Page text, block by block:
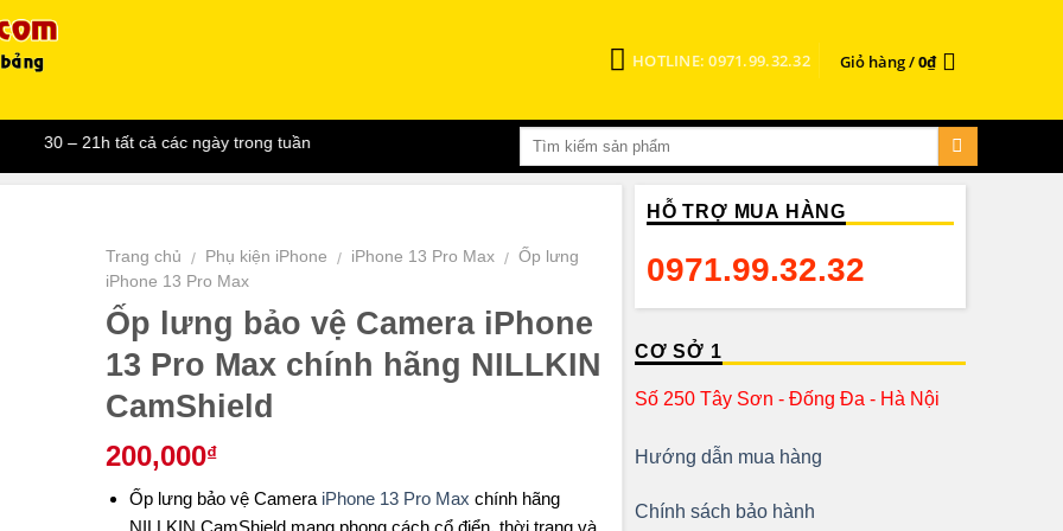
HOTLINE: 0971.99.32.32 Giỏ hàng /0₫
– 21h tất cả các ngày trong tuần
Trang chủ / Phụ kiện iPhone / iPhone 13 Pro Max / Ốp lưng
iPhone 13 Pro Max
Ốp lưng bảo vệ Camera iPhone
13 Pro Max chính hãng NILLKIN
CamShield
200,000₫
Ốp lưng bảo vệ Camera iPhone 13 Pro Max chính hãng
HỖ TRỢ MUA HÀNG
0971.99.32.32
CƠ SỞ 1
Số 250 Tây Sơn - Đống Đa - Hà Nội
Hướng dẫn mua hàng
Chính sách bảo hành